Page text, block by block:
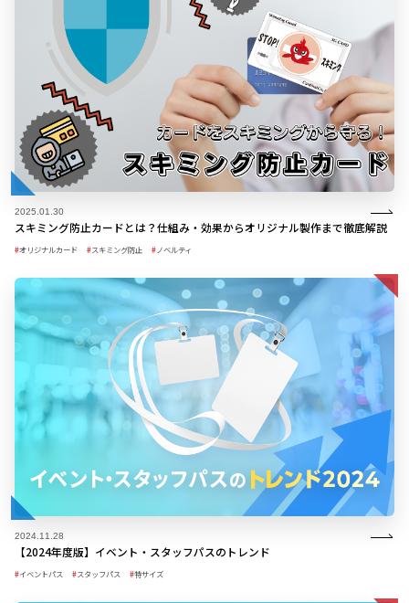
2025.01.30
スキミング防止カードとは？仕組み・効果からオリジナル製作まで徹底解説
オリジナルカード スキミング防止 ノベルティ
2024.11.28
【2024年度版】イベント・スタッフパスのトレンド
イベントパス スタッフパス 特サイズ